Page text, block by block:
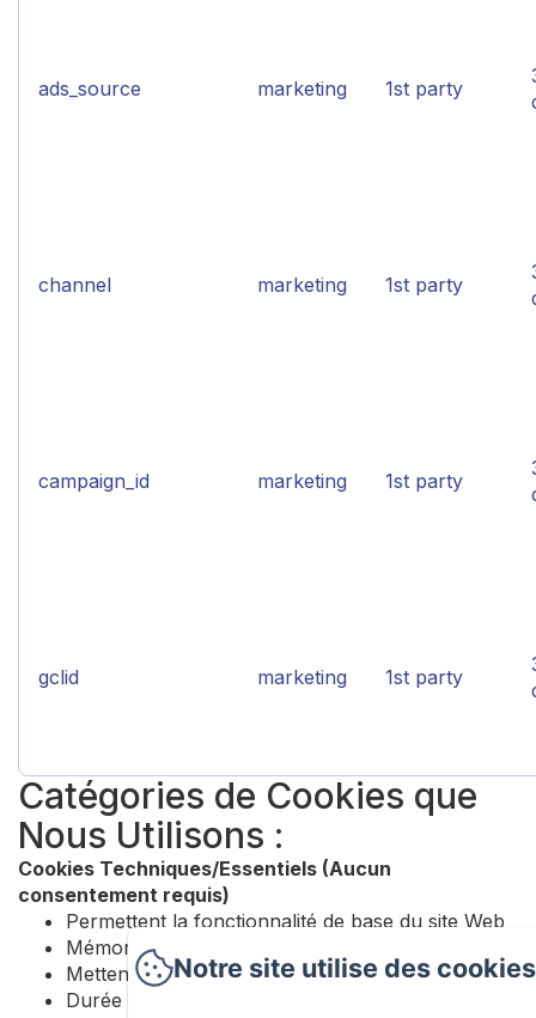
ads_source marketing 1st party
channel marketing 1st party
campaign_id marketing 1st party
gclid marketing 1st party
Catégories de Cookies que
Nous Utilisons :
Cookies Techniques/Essentiels (Aucun
consentement requis)
Permettent la fonctionnalité de base du site Web
Mémorisent vos préférences et paramètres
Mettent en œuvre des mesures de sécurité
Durée : Session ou selon les besoins techniques
Notre site utilise des cookies